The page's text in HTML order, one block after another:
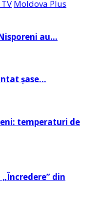
Moldova Plus
au…
șase…
temperaturi de
din